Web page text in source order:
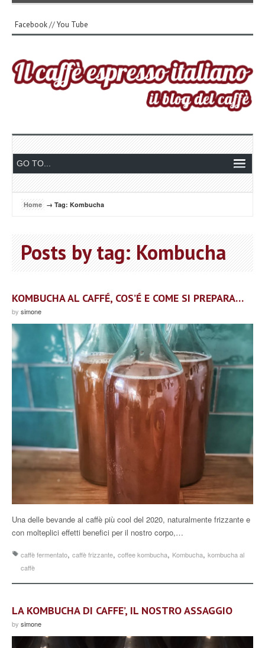
Facebook//You Tube
Home → Tag: Kombucha
Posts by tag: Kombucha
KOMBUCHA AL CAFFÉ, COS’É E COME SI PREPARA…
by simone
Una delle bevande al caffè più cool del 2020, naturalmente frizzante e
con molteplici effetti benefici per il nostro corpo,…
caffè fermentato, caffè frizzante, coffee kombucha, Kombucha, kombucha al
caffè
LA KOMBUCHA DI CAFFE’, IL NOSTRO ASSAGGIO
by simone